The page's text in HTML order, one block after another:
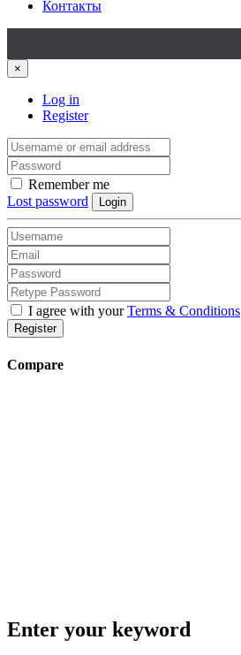
Контакты
×
Log in
Register
Remember me
Lost password
Login
I agree with yourTerms & Conditions
Register
Compare
Enter your keyword